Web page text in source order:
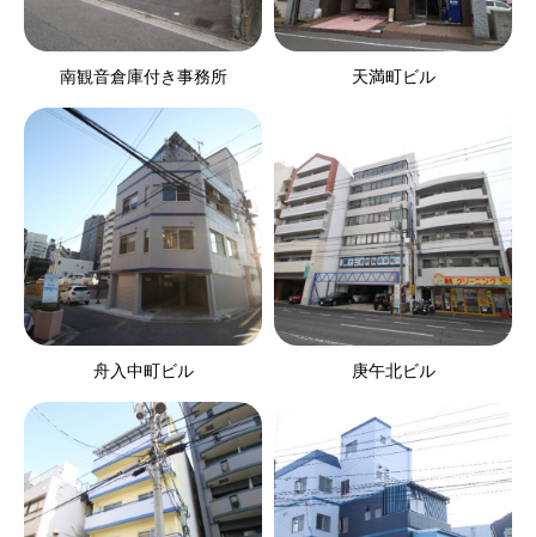
南観音倉庫付き事務所 天満町ビル
舟入中町ビル 庚午北ビル